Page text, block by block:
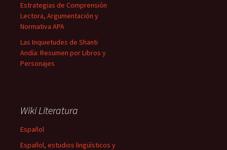
Estrategias de Comprensión
Lectora, Argumentación y
Normativa APA
Las Inquietudes de Shanti
Andía: Resumen por Libros y
Personajes
Wiki Literatura
Español
Español, estudios lingüísticos y